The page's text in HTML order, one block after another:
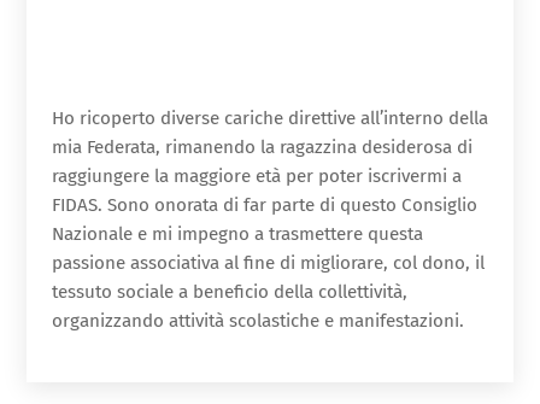
Ho ricoperto diverse cariche direttive all’interno della
mia Federata, rimanendo la ragazzina desiderosa di
raggiungere la maggiore età per poter iscrivermi a
FIDAS. Sono onorata di far parte di questo Consiglio
Nazionale e mi impegno a trasmettere questa
passione associativa al fine di migliorare, col dono, il
tessuto sociale a beneficio della collettività,
organizzando attività scolastiche e manifestazioni.